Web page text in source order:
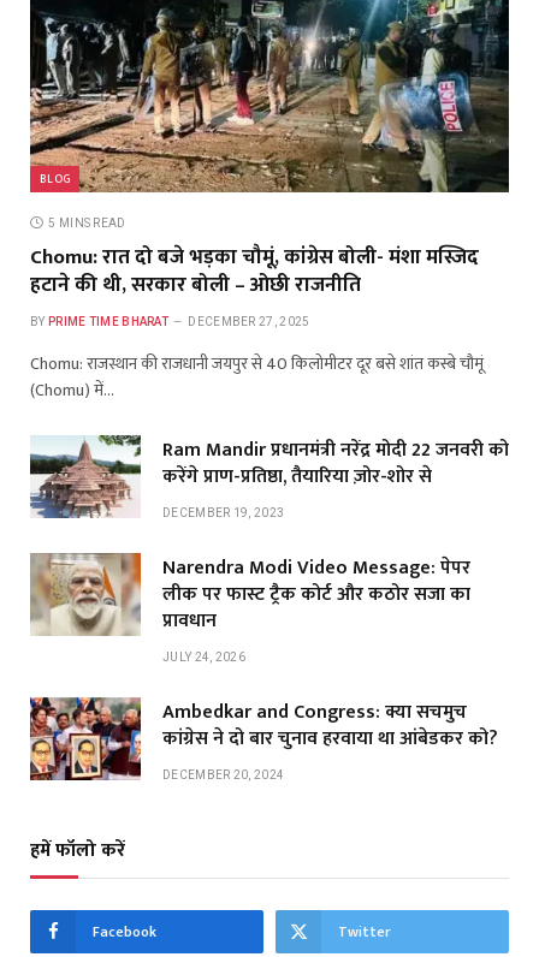
BLOG
5 MINS READ
Chomu: रात दो बजे भड़का चौमूं, कांग्रेस बोली- मंशा मस्जिद
हटाने की थी, सरकार बोली – ओछी राजनीति
BY PRIME TIME BHARAT DECEMBER 27, 2025
Chomu: राजस्थान की राजधानी जयपुर से 40 किलोमीटर दूर बसे शांत कस्बे चौमूं
(Chomu) में…
Ram Mandir प्रधानमंत्री नरेंद्र मोदी 22 जनवरी को
करेंगे प्राण-प्रतिष्ठा, तैयारिया ज़ोर-शोर से
DECEMBER 19, 2023
Narendra Modi Video Message: पेपर
लीक पर फास्ट ट्रैक कोर्ट और कठोर सजा का
प्रावधान
JULY 24, 2026
Ambedkar and Congress: क्या सचमुच
कांग्रेस ने दो बार चुनाव हरवाया था आंबेडकर को?
DECEMBER 20, 2024
हमें फॉलो करें
Facebook Twitter